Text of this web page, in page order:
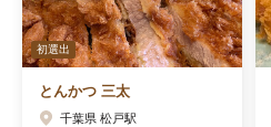
初選出
とんかつ 三太
千葉県 松戸駅